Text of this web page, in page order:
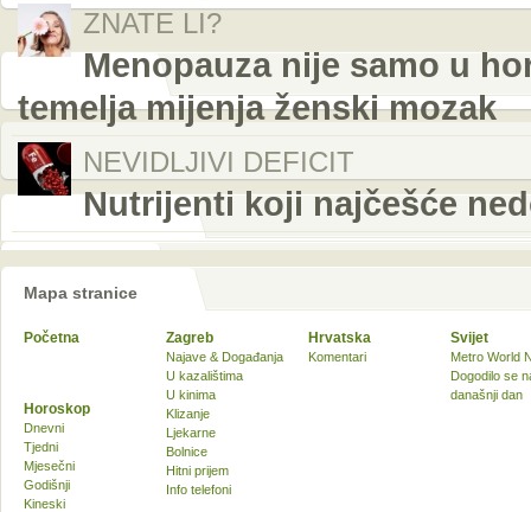
ZNATE LI?
Menopauza nije samo u
temelja mijenja ženski mozak
NEVIDLJIVI DEFICIT
Nutrijenti koji najčešće
Mapa stranice
Početna Zagreb
Najave & Događanja
U kazalištima
U kinima
Klizanje
Ljekarne
Bolnice
Hitni prijem
Info telefoni
Hrvatska
Komentari
Svijet
Metro World
Dogodilo se
današnji dan
Horoskop
Dnevni
Tjedni
Mjesečni
Godišnji
Kineski